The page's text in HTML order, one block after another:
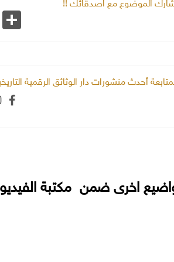
الموضوع مع اصدقائك !!
أحدث منشورات دار الوثائق الرقمية
اخرى ضمن مكتبة الفيديو